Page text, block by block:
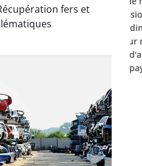
fers et
professionnelle, laissant
jardin impeccable et